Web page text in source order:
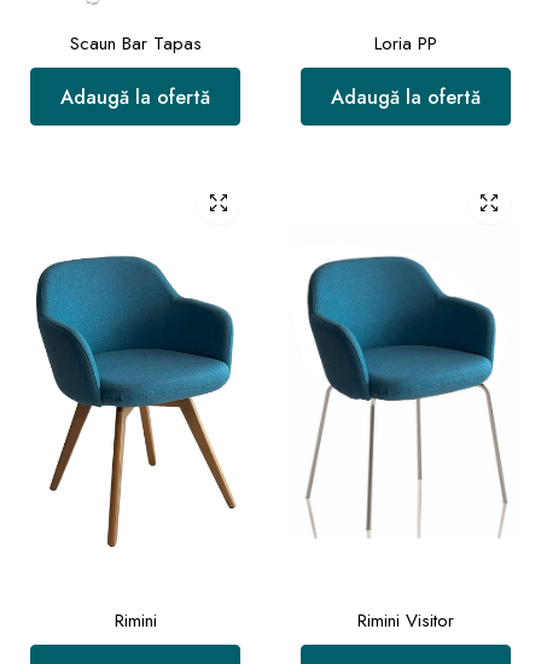
Scaun Bar Tapas
Adaugă la ofertă
Loria PP
Adaugă la ofertă
Rimini Rimini Visitor